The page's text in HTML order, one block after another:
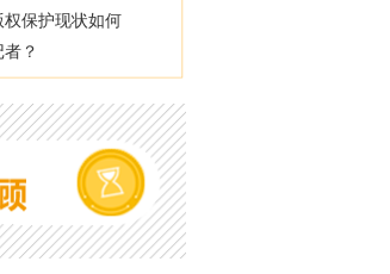
保护现状如何
？